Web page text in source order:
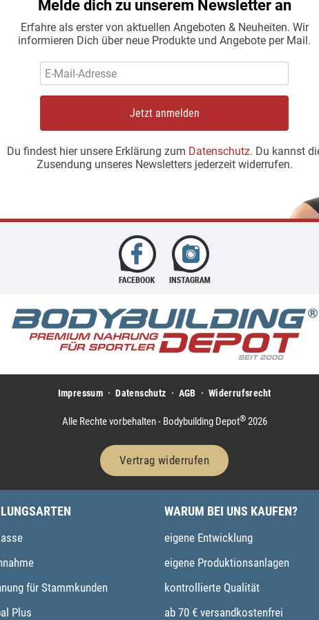
Melde dich zu unserem Newsletter an
Erfahre als erster von aktuellen Angeboten & Neuheiten. Wir
informieren Dich über neue Produkte und Angebote per Mail.
Jetzt anmelden
Du findest hier unsere Erklärung zum Datenschutz. Du kannst
Zusendung unseres Newsletters jederzeit widerrufen.
Impressum Datenschutz AGB Widerrufsrecht
Alle Rechte vorbehalten - Bodybuilding Depot®2026
Vertrag widerrufen
für Stammkunden
Plus
WARUM BEI UNS KAUFEN?
eigene Entwicklung
eigene Produktionsanlagen
kontrollierte Qualität
ab 70 € versandkostenfrei